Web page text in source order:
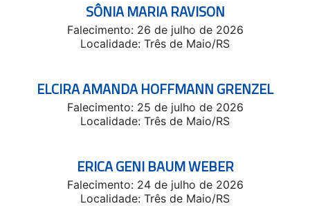
SÔNIA MARIA RAVISON
Falecimento: 26 de julho de 2026
Localidade: Três de Maio/RS
ELCIRA AMANDA HOFFMANN GRENZEL
Falecimento: 25 de julho de 2026
Localidade: Três de Maio/RS
ERICA GENI BAUM WEBER
Falecimento: 24 de julho de 2026
Localidade: Três de Maio/RS